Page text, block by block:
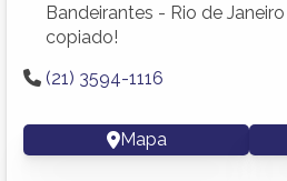
Bandeirantes - Rio de
copiado!
(21) 3594-1116
Mapa